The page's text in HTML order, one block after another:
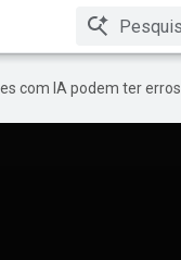
com IA podem ter erros.